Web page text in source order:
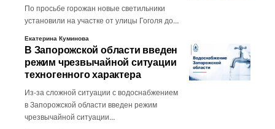
По просьбе горожан новые светильники
установили на участке от улицы Гоголя до…
Екатерина Куминова
В Запорожской области введен
режим чрезвычайной ситуации
техногенного характера
Из-за сложной ситуации с водоснабжением
в Запорожской области введен режим
чрезвычайной ситуации…